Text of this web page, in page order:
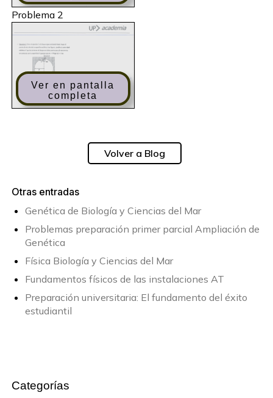
Problema 2
Ver en pantalla
completa
Volver a Blog
Otras entradas
Genética de Biología y Ciencias del Mar
Problemas preparación primer parcial Ampliación de
Genética
Física Biología y Ciencias del Mar
Fundamentos físicos de las instalaciones AT
Preparación universitaria: El fundamento del éxito
estudiantil
Categorías